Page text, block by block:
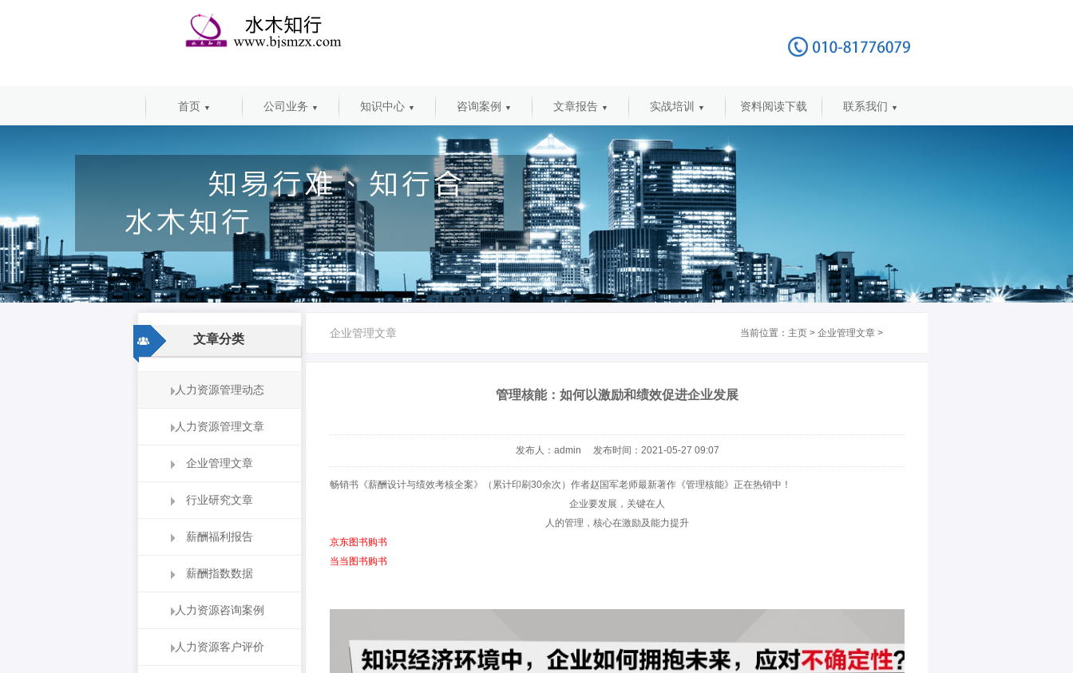
首页 ▼ 公司业务 ▼ 知识中心 ▼ 咨询案例 ▼ 文章报告 ▼ 实战培训 ▼ 资料阅读下载 联系我们 ▼
文章分类
人力资源管理动态
人力资源管理文章
企业管理文章
行业研究文章
薪酬福利报告
薪酬指数数据
人力资源咨询案例
人力资源客户评价
企业管理文章 当前位置： 主页 > 企业管理文章 >
管理核能：如何以激励和绩效促进企业发展
发布人：admin 发布时间：2021-05-27 09:07
畅销书《薪酬设计与绩效考核全案》（累计印刷30余次）作者赵国军老师最新著作《管理核能》正在热销中！
企业要发展，关键在人
人的管理，核心在激励及能力提升
京东图书购书
当当图书购书